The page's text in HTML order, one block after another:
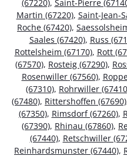
(67220), Saint-Pierre
Martin (67220), Saint-Jean-
Roche (67420),
Saales (67420), Russ
Rottelsheim (67170), Rott
(67570), Rosteig (67290),
Rosenwiller (67560),
(67310), Rohrwiller
(67480), Rittershoffen (67690)
(67350), Rimsdorf (67260),
(67390), Rhinau (67860),
(67440), Retschwiller
Reinhardsmunster (67440),